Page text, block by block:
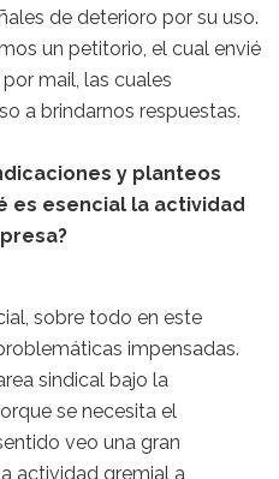
de deterioro por su uso.
un petitorio, el cual envié
mail, las cuales
a brindarnos respuestas.
y planteos
es esencial la actividad
sobre todo en este
impensadas.
sindical bajo la
se necesita el
veo una gran
actividad gremial a